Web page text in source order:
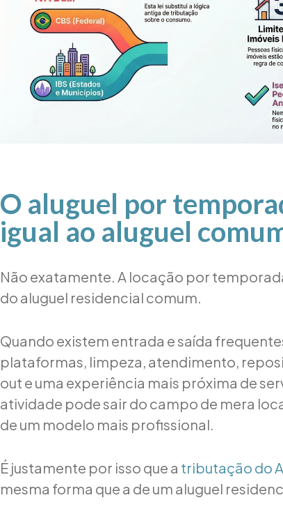
O aluguel por
igual ao aluguel
Não exatamente. A locação por
do aluguel residencial comum.
Quando existem entrada e saída
plataformas, limpeza, atendimento,
out e uma experiência mais próxima de
atividade pode sair do campo de mera
de um modelo mais profissional.
É justamente por isso que a tributação do
mesma forma que a de um aluguel